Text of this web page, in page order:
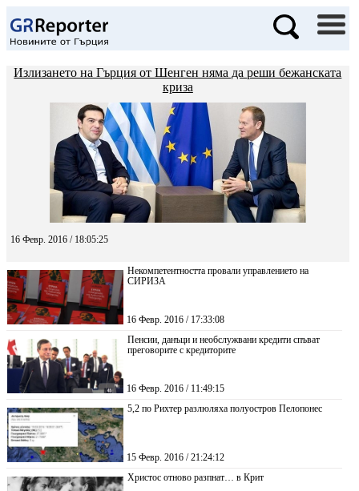
Излизането на Гърция от Шенген няма да реши бежанската
криза
16 Февр. 2016 / 18:05:25
Некомпетентността провали управлението на
СИРИЗА
16 Февр. 2016 / 17:33:08
Пенсии, данъци и необслужвани кредити спъват
преговорите с кредиторите
16 Февр. 2016 / 11:49:15
5,2 по Рихтер разлюляха полуостров Пелопонес
15 Февр. 2016 / 21:24:12
Христос отново разпнат… в Крит